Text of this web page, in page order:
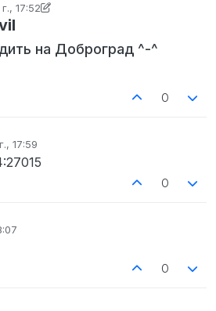
17:52
stephard
на Доброград ^-^
0
17:59
0
0